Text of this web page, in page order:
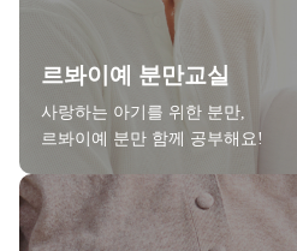
르봐이예 분만교실
사랑하는 아기를 위한 분만,
르봐이예 분만 함께 공부해요!